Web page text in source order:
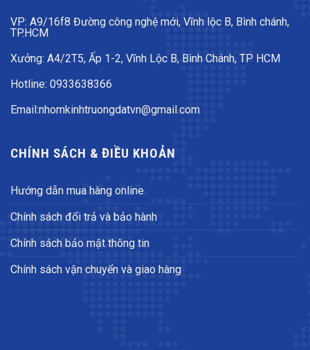
VP: A9/16f8 Đường công nghệ mới, Vĩnh lộc B, Bình chánh,
TP.HCM
Xưởng: A4/2T5, Ấp 1-2, Vĩnh Lộc B, Bình Chánh, TP HCM
Hotline: 0933638366
Email:nhomkinhtruongdatvn@gmail.com
CHÍNH SÁCH & ĐIỀU KHOẢN
Hướng dẫn mua hàng online
Chính sách đổi trả và bảo hành
Chính sách bảo mật thông tin
Chính sách vận chuyển và giao hàng